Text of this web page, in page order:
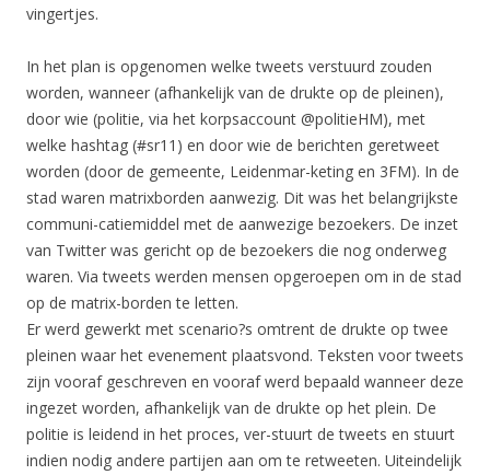
vingertjes.
In het plan is opgenomen welke tweets verstuurd zouden
worden, wanneer (afhankelijk van de drukte op de pleinen),
door wie (politie, via het korpsaccount @politieHM), met
welke hashtag (#sr11) en door wie de berichten geretweet
worden (door de gemeente, Leidenmar-keting en 3FM). In de
stad waren matrixborden aanwezig. Dit was het belangrijkste
communi-catiemiddel met de aanwezige bezoekers. De inzet
van Twitter was gericht op de bezoekers die nog onderweg
waren. Via tweets werden mensen opgeroepen om in de stad
op de matrix-borden te letten.
Er werd gewerkt met scenario?s omtrent de drukte op twee
pleinen waar het evenement plaatsvond. Teksten voor tweets
zijn vooraf geschreven en vooraf werd bepaald wanneer deze
ingezet worden, afhankelijk van de drukte op het plein. De
politie is leidend in het proces, ver-stuurt de tweets en stuurt
indien nodig andere partijen aan om te retweeten. Uiteindelijk